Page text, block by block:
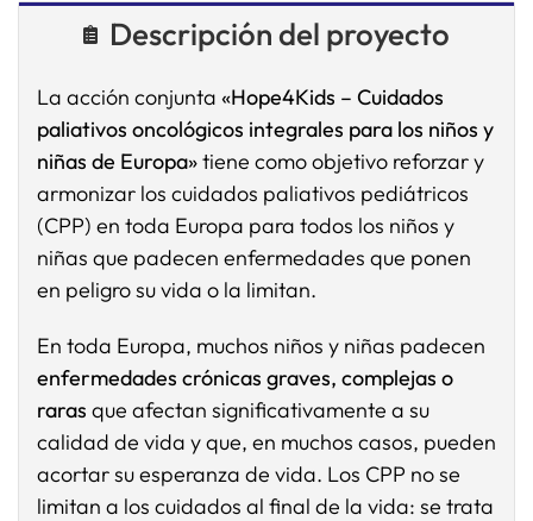
Descripción del proyecto
La acción conjunta «Hope4Kids – Cuidados
paliativos oncológicos integrales para los niños y
niñas de Europa»tiene como objetivo reforzar y
armonizar los cuidados paliativos pediátricos
(CPP) en toda Europa para todos los niños y
niñas que padecen enfermedades que ponen
en peligro su vida o la limitan.
En toda Europa, muchos niños y niñas padecen
enfermedades crónicas graves, complejas o
raras que afectan significativamente a su
calidad de vida y que, en muchos casos, pueden
acortar su esperanza de vida. Los CPP no se
limitan a los cuidados al final de la vida: se trata